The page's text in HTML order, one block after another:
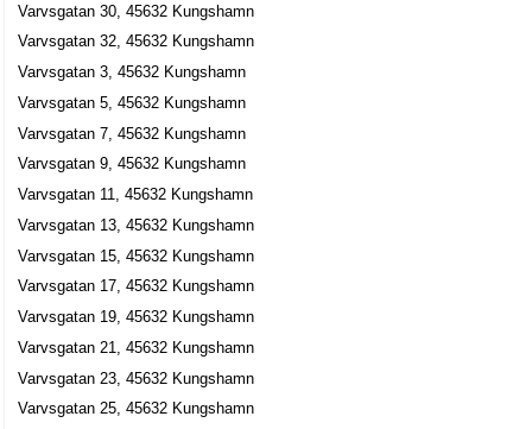
Varvsgatan 30, 45632 Kungshamn
Varvsgatan 32, 45632 Kungshamn
Varvsgatan 3, 45632 Kungshamn
Varvsgatan 5, 45632 Kungshamn
Varvsgatan 7, 45632 Kungshamn
Varvsgatan 9, 45632 Kungshamn
Varvsgatan 11, 45632 Kungshamn
Varvsgatan 13, 45632 Kungshamn
Varvsgatan 15, 45632 Kungshamn
Varvsgatan 17, 45632 Kungshamn
Varvsgatan 19, 45632 Kungshamn
Varvsgatan 21, 45632 Kungshamn
Varvsgatan 23, 45632 Kungshamn
Varvsgatan 25, 45632 Kungshamn